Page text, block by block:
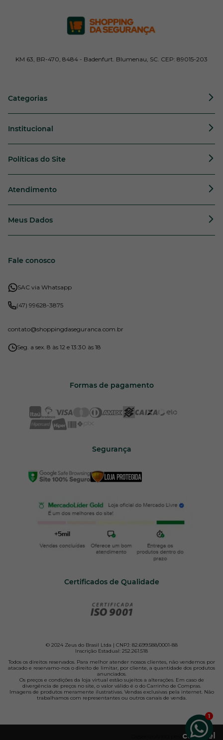
KM 63, BR-470, 8484 - Badenfurt. Blumenau, SC. CEP: 89015-203
Categorias
Institucional
Políticas do Site
Atendimento
Meus Dados
Fale conosco
SAC via Whatsapp
(47) 99628-3875
contato@shoppingdaseguranca.com.br
Seg. a sex. 8 às 12 e 13:30 às 18
Formas de pagamento
Segurança
Certificados de Qualidade
© 2024 Zeus do Brasil Ltda | CNPJ: 82.699.588/0001-88
Inscrição Estadual: 252.261.518
Todos os direitos reservados. Para melhor atender nossos clientes, não vendemos por
atacado e reservamo-nos o direito de limitar, por cliente, a quantidade dos produtos
anunciados.
Os preços e condições da loja virtual estão sujeitos a alterações. Em caso de
divergência de preços no site, o valor válido é o do Carrinho de Compras.
Imagens de produtos meramente ilustrativas. Vendas exclusivas pela internet. Não
trabalhamos com representantes ou outros canais de venda.